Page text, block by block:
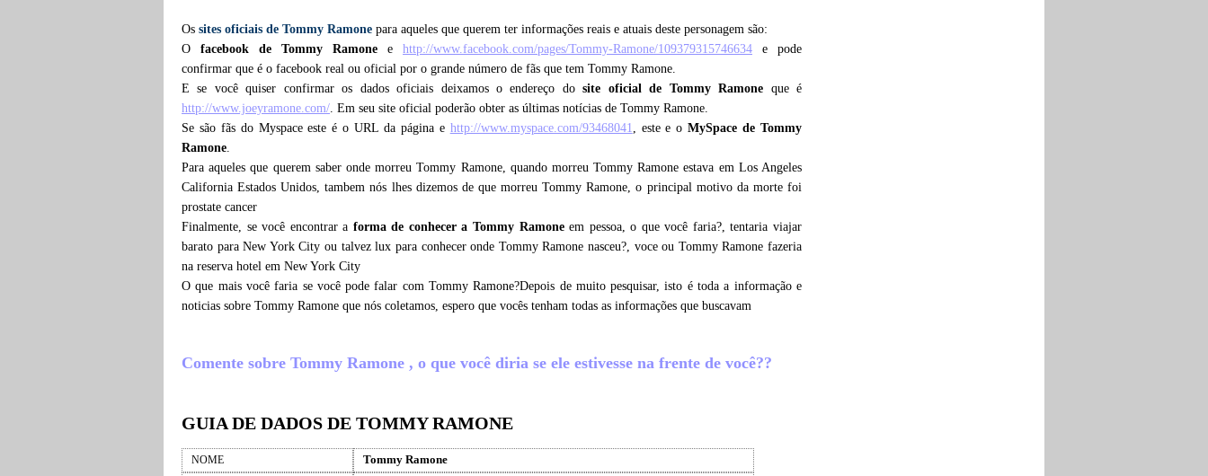
Os sites oficiais de Tommy Ramone para aqueles que querem ter informações reais e atuais deste personagem são:
O facebook de Tommy Ramone e http://www.facebook.com/pages/Tommy-Ramone/109379315746634 e pode
confirmar que é o facebook real ou oficial por o grande número de fãs que tem Tommy Ramone.
E se você quiser confirmar os dados oficiais deixamos o endereço dosite oficial de Tommy Ramone que é
http://www.joeyramone.com/. Em seu site oficial poderão obter as últimas notícias de Tommy Ramone.
Se são fãs do Myspace este é o URL da página e http://www.myspace.com/93468041, este e oMySpace de Tommy
Ramone.
Para aqueles que querem saber onde morreu Tommy Ramone, quando morreu Tommy Ramone estava em Los Angeles
California Estados Unidos, tambem nós lhes dizemos de que morreu Tommy Ramone, o principal motivo da morte foi
prostate cancer
Finalmente, se você encontrar a forma de conhecer a Tommy Ramoneem pessoa, o que você faria?, tentaria viajar
barato para New York City ou talvez lux para conhecer onde Tommy Ramone nasceu?, voce ou Tommy Ramone fazeria
na reserva hotel em New York City
O que mais você faria se você pode falar com Tommy Ramone?Depois de muito pesquisar, isto é toda a informação e
noticias sobre Tommy Ramone que nós coletamos, espero que vocês tenham todas as informações que buscavam
Comente sobre Tommy Ramone , o que você diria se ele estivesse na frente de você??
GUIA DE DADOS DE TOMMY RAMONE
NOME Tommy Ramone